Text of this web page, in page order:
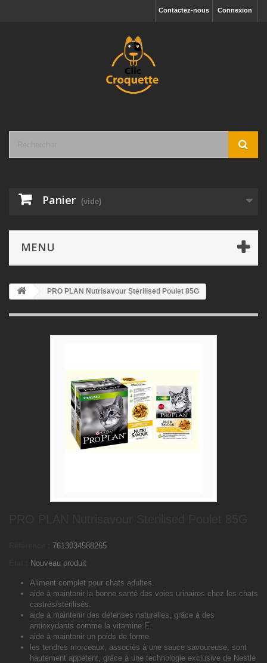
Connexion
Contactez-nous
Panier (vide)
MENU
PRO PLAN Nutrisavour Sterilised Poulet 85G
7613034588265
Nouveau produit
Aliment complet pour chats adultes.
aide à maintenir la bonne santé des voies urinaires chez les chats
castrés/stérilisés.
aide à maintenir des défenses naturelles, grâce à des
antioxydants comme la vitamine E.
aide à maintenir un poids de forme.
les tendres morceaux, associés à une sauce savoureuse, sont
hautement appètent, grâce à une technologie exclusive de Nestlé